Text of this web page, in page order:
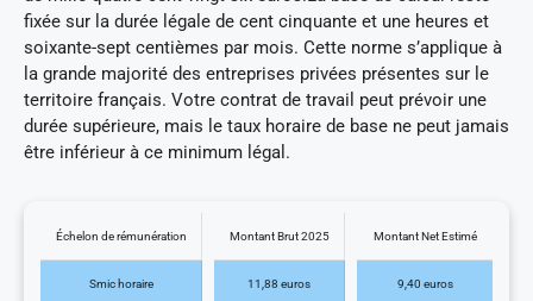
fixée sur la durée légale de cent cinquante et une heures et
soixante-sept centièmes par mois. Cette norme s’applique à
la grande majorité des entreprises privées présentes sur le
territoire français. Votre contrat de travail peut prévoir une
durée supérieure, mais le taux horaire de base ne peut jamais
être inférieur à ce minimum légal.
Échelon de rémunération Montant Brut 2025 Montant Net Estimé
Smic horaire 11,88 euros 9,40 euros